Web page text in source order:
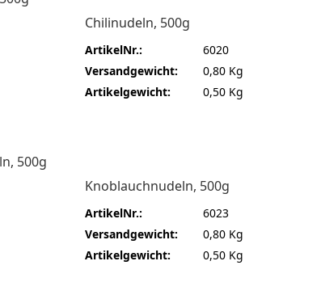
Chilinudeln, 500g
ArtikelNr.:
6020
Versandgewicht:
0,80 Kg
Artikelgewicht:
0,50 Kg
Knoblauchnudeln, 500g
ArtikelNr.:
6023
Versandgewicht:
0,80 Kg
Artikelgewicht:
0,50 Kg